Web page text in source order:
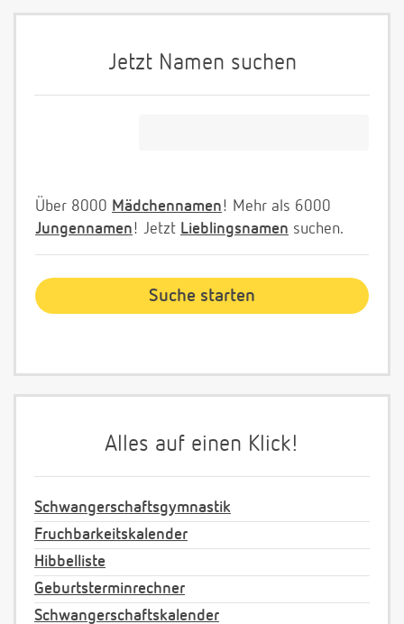
Jetzt Namen suchen
Über 8000 Mädchennamen! Mehr als 6000
Jungennamen! Jetzt Lieblingsnamen suchen.
Alles auf einen Klick!
Schwangerschaftsgymnastik
Fruchbarkeitskalender
Hibbelliste
Geburtsterminrechner
Schwangerschaftskalender